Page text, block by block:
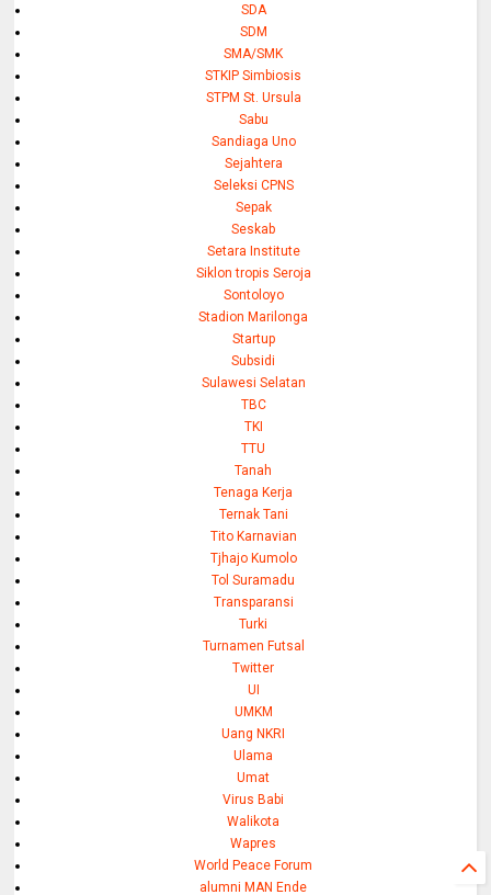
SDA
SDM
SMA/SMK
STKIP Simbiosis
STPM St. Ursula
Sabu
Sandiaga Uno
Sejahtera
Seleksi CPNS
Sepak
Seskab
Setara Institute
Siklon tropis Seroja
Sontoloyo
Stadion Marilonga
Startup
Subsidi
Sulawesi Selatan
TBC
TKI
TTU
Tanah
Tenaga Kerja
Ternak Tani
Tito Karnavian
Tjhajo Kumolo
Tol Suramadu
Transparansi
Turki
Turnamen Futsal
Twitter
UI
UMKM
Uang NKRI
Ulama
Umat
Virus Babi
Walikota
Wapres
World Peace Forum
alumni MAN Ende